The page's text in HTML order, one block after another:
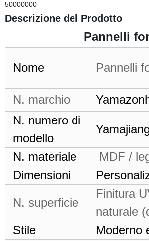
50000000
Descrizione del Prodotto
Pannelli
Nome Pannelli
N. marchio
N. numero di
modello
N. materiale
MDF /
Dimensioni
N. superficie
Finitura
naturale
Stile
Moderno